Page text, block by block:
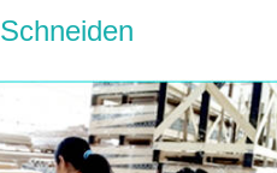
Schneiden